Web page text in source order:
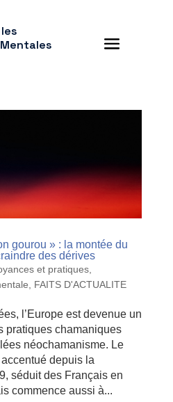
gourou » : la montée du
des dérives
et pratiques,
FAITS D'ACTUALITE
l’Europe est devenue un
pratiques chamaniques
néochamanisme. Le
depuis la
séduit des Français en
commence aussi à...